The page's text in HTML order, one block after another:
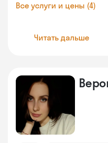
Все услуги и цены (4)
Читать дальше